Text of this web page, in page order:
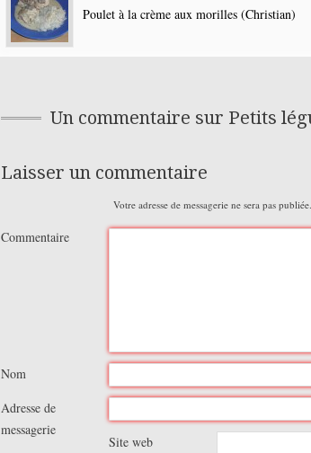
Poulet à la crème aux morilles (Christian)
Un commentaire sur Petits
Laisser un commentaire
Votre adresse de messagerie ne sera pas publiée.
Commentaire
Nom
Adresse de
messagerie
Site web